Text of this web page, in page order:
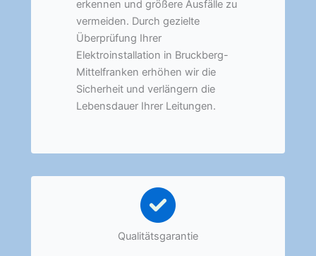
erkennen und größere Ausfälle zu
vermeiden. Durch gezielte
Überprüfung Ihrer
Elektroinstallation in Bruckberg-
Mittelfranken erhöhen wir die
Sicherheit und verlängern die
Lebensdauer Ihrer Leitungen.
Qualitätsgarantie